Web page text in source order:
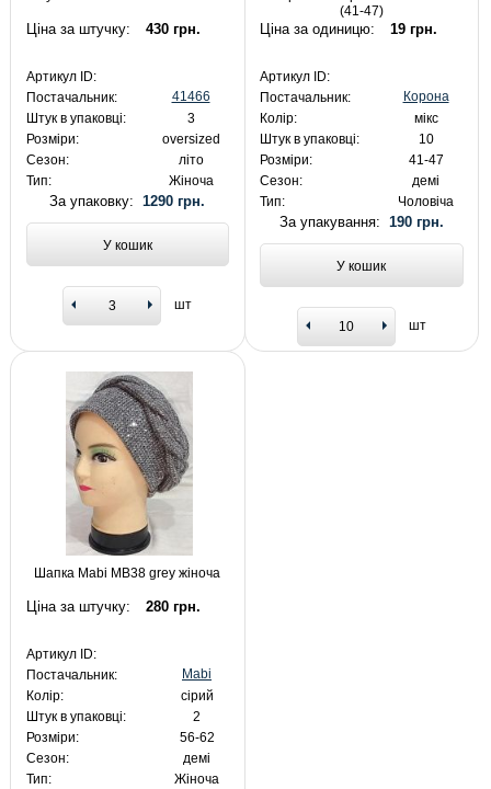
Ціна за штучку: 430 грн.
Артикул ID:
Постачальник:
41466
Штук в упаковці:
3
Розміри:
oversized
Сезон:
літо
Тип:
Жіноча
За упаковку:1290 грн.
У кошик
шт
(41-47)
Ціна за одиницю: 19 грн.
Артикул ID:
Постачальник:
Корона
Колір:
мікс
Штук в упаковці:
10
Розміри:
41-47
Сезон:
демі
Тип:
Чоловіча
За упакування: 190 грн.
У кошик
шт
Шапка Mabi MB38 grey жіноча
Ціна за штучку: 280 грн.
Артикул ID:
Постачальник:
Mabi
Колір:
сірий
Штук в упаковці:
2
Розміри:
56-62
Сезон:
демі
Тип:
Жіноча